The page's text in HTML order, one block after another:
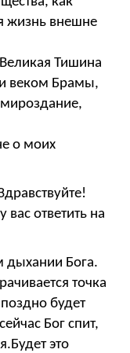
жизнь внешне
Тишина
веком Брамы,
о моих
ответить на
дыхании Бога.
точка
будет
Бог спит,
это